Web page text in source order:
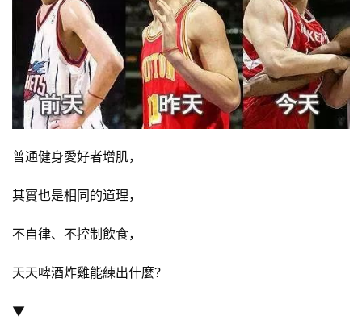
普通健身愛好者增肌，
其實也是相同的道理，
不自律、不控制飲食，
天天啤酒炸雞能練出什麼？
▼